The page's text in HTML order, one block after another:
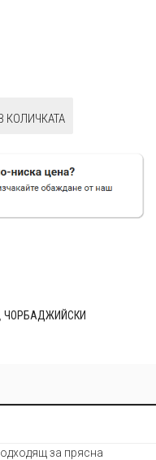
КОЛИЧКАТА
ЧОРБАДЖИЙСКИ
за прясна